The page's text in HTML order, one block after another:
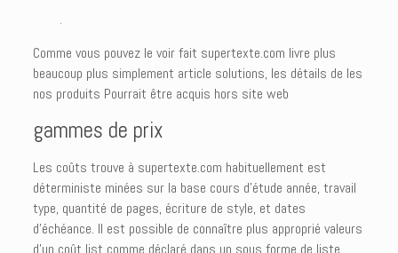
.
Comme vous pouvez le voir fait supertexte.com livre plus
beaucoup plus simplement article solutions, les détails de les
nos produits Pourrait être acquis hors site web
gammes de prix
Les coûts trouve à supertexte.com habituellement est
déterministe minées sur la base cours d’étude année, travail
type, quantité de pages, écriture de style, et dates
d’échéance. Il est possible de connaître plus approprié valeurs
d’un coût list comme déclaré dans un sous forme de liste